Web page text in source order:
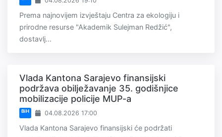
Prema najnovijem izvještaju Centra za ekologiju i
prirodne resurse "Akademik Sulejman Redžić",
dostavlj...
Vlada Kantona Sarajevo finansijski
podržava obilježavanje 35. godišnjice
mobilizacije policije MUP-a
BiH 04.08.2026 17:00
Vlada Kantona Sarajevo finansijski će podržati